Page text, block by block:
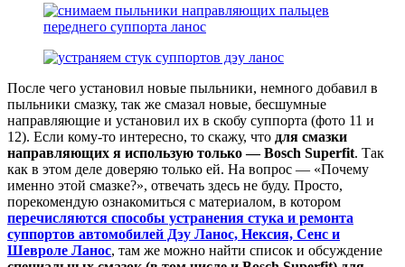
После чего установил новые пыльники, немного добавил в
пыльники смазку, так же смазал новые, бесшумные
направляющие и установил их в скобу суппорта (фото 11 и
12). Если кому-то интересно, то скажу, что для смазки
направляющих я использую только — Bosch Superfit. Так
как в этом деле доверяю только ей. На вопрос — «Почему
именно этой смазке?», отвечать здесь не буду. Просто,
порекомендую ознакомиться с материалом, в котором
перечисляются способы устранения стука и ремонта
суппортов автомобилей Дэу Ланос, Нексия, Сенс и
Шевроле Ланос, там же можно найти список и обсуждение